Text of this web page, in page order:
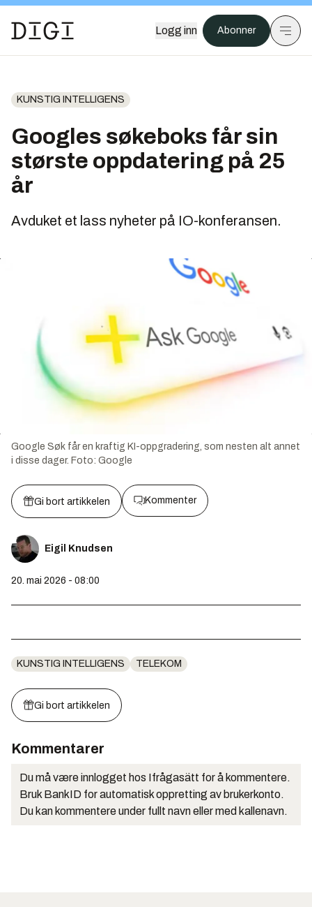
Logg inn Abonner
KUNSTIG INTELLIGENS
Googles søkeboks får sin
største oppdatering på 25
år
Avduket et lass nyheter på IO-konferansen.
Google Søk får en kraftig KI-oppgradering, som nesten alt annet
i disse dager. Foto: Google
Gi bort artikkelen Kommenter
Eigil Knudsen
20. mai 2026 - 08:00
KUNSTIG INTELLIGENS TELEKOM
Gi bort artikkelen
Kommentarer
Du må være innlogget hos Ifrågasätt for å kommentere.
Bruk BankID for automatisk oppretting av brukerkonto.
Du kan kommentere under fullt navn eller med kallenavn.